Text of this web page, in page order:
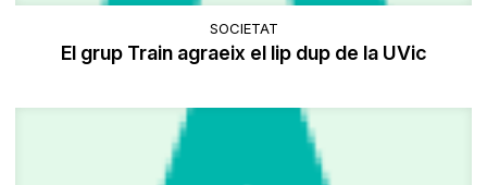
SOCIETAT
El grup Train agraeix el lip dup de la UVic